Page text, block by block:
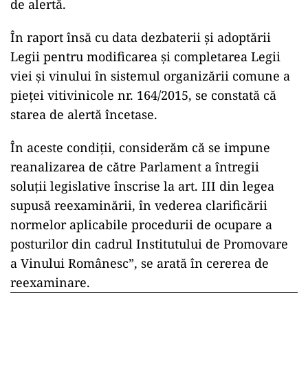
de alertă.
În raport însă cu data dezbaterii şi adoptării
Legii pentru modificarea şi completarea Legii
viei şi vinului în sistemul organizării comune a
pieţei vitivinicole nr. 164/2015, se constată că
starea de alertă încetase.
În aceste condiţii, considerăm că se impune
reanalizarea de către Parlament a întregii
soluţii legislative înscrise la art. III din legea
supusă reexaminării, în vederea clarificării
normelor aplicabile procedurii de ocupare a
posturilor din cadrul Institutului de Promovare
a Vinului Românesc”, se arată în cererea de
reexaminare.